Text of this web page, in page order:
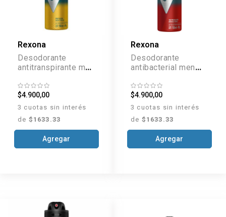
Rexona
Desodorante
antitranspirante men
$4.900,00
3 cuotas sin interés
de $1633.33
Agregar
Rexona
Desodorante
antibacterial men
$4.900,00
3 cuotas sin interés
de $1633.33
Agregar